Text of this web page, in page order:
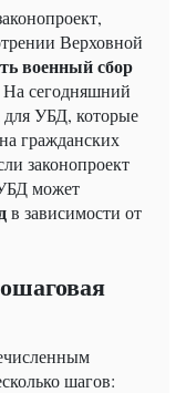
Верховной
военный сбор
На сегодняшний
для УБД, которые
гражданских
законопроект
может
в зависимости от
шагов: